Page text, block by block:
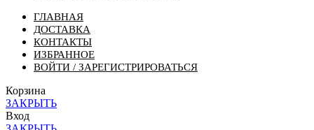
ГЛАВНАЯ
ДОСТАВКА
КОНТАКТЫ
ИЗБРАННОЕ
ВОЙТИ / ЗАРЕГИСТРИРОВАТЬСЯ
Корзина
ЗАКРЫТЬ
Вход